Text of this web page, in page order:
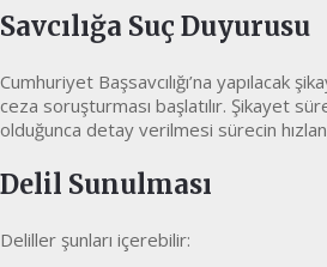
Savcılığa Suç Duyurusu
Cumhuriyet Başsavcılığı’na yapılacak
ceza soruşturması başlatılır. Şikayet
olduğunca detay verilmesi sürecin
Delil Sunulması
Deliller şunları içerebilir: